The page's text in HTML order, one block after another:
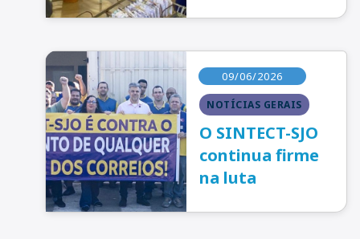
NOTÍCIAS GERAIS
09/06/2026
O SINTECT-SJO
continua firme
na luta